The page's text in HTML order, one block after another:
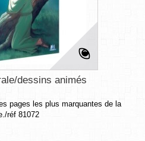
dessins animés
pages les plus marquantes de la
réf 81072